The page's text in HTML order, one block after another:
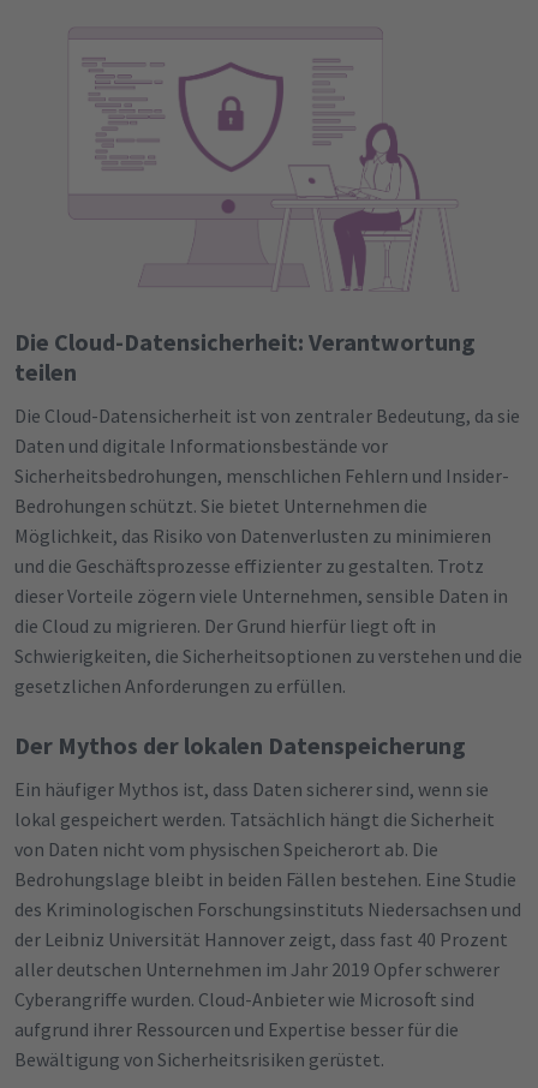
Die Cloud-Datensicherheit: Verantwortung
teilen
Die Cloud-Datensicherheit ist von zentraler Bedeutung, da sie
Daten und digitale Informationsbestände vor
Sicherheitsbedrohungen, menschlichen Fehlern und Insider-
Bedrohungen schützt. Sie bietet Unternehmen die
Möglichkeit, das Risiko von Datenverlusten zu minimieren
und die Geschäftsprozesse effizienter zu gestalten. Trotz
dieser Vorteile zögern viele Unternehmen, sensible Daten in
die Cloud zu migrieren. Der Grund hierfür liegt oft in
Schwierigkeiten, die Sicherheitsoptionen zu verstehen und die
gesetzlichen Anforderungen zu erfüllen.
Der Mythos der lokalen Datenspeicherung
Ein häufiger Mythos ist, dass Daten sicherer sind, wenn sie
lokal gespeichert werden. Tatsächlich hängt die Sicherheit
von Daten nicht vom physischen Speicherort ab. Die
Bedrohungslage bleibt in beiden Fällen bestehen. Eine Studie
des Kriminologischen Forschungsinstituts Niedersachsen und
der Leibniz Universität Hannover zeigt, dass fast 40 Prozent
aller deutschen Unternehmen im Jahr 2019 Opfer schwerer
Cyberangriffe wurden. Cloud-Anbieter wie Microsoft sind
aufgrund ihrer Ressourcen und Expertise besser für die
Bewältigung von Sicherheitsrisiken gerüstet.